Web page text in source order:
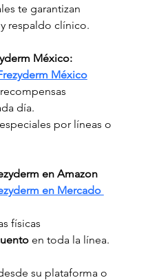
te garantizan
respaldo clínico.
México:
México
día.
por líneas o
en Amazon
en Mercado
físicas
en toda la línea.
su plataforma o